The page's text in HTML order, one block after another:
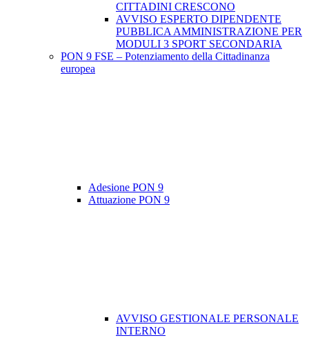
CITTADINI CRESCONO
AVVISO ESPERTO DIPENDENTE
PUBBLICA AMMINISTRAZIONE PER
MODULI 3 SPORT SECONDARIA
PON 9 FSE – Potenziamento della Cittadinanza
europea
Adesione PON 9
Attuazione PON 9
AVVISO GESTIONALE PERSONALE
INTERNO